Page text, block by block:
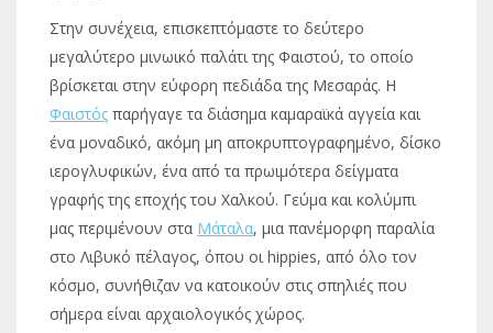
Στην συνέχεια, επισκεπτόμαστε το δεύτερο
μεγαλύτερο μινωικό παλάτι της Φαιστού, το οποίο
βρίσκεται στην εύφορη πεδιάδα της Μεσαράς. Η
Φαιστός παρήγαγε τα διάσημα καμαραϊκά αγγεία και
ένα μοναδικό, ακόμη μη αποκρυπτογραφημένο, δίσκο
ιερογλυφικών, ένα από τα πρωιμότερα δείγματα
γραφής της εποχής του Χαλκού. Γεύμα και κολύμπι
μας περιμένουν στα Μάταλα, μια πανέμορφη παραλία
στο Λιβυκό πέλαγος, όπου οι hippies, από όλο τον
κόσμο, συνήθιζαν να κατοικούν στις σπηλιές που
σήμερα είναι αρχαιολογικός χώρος.